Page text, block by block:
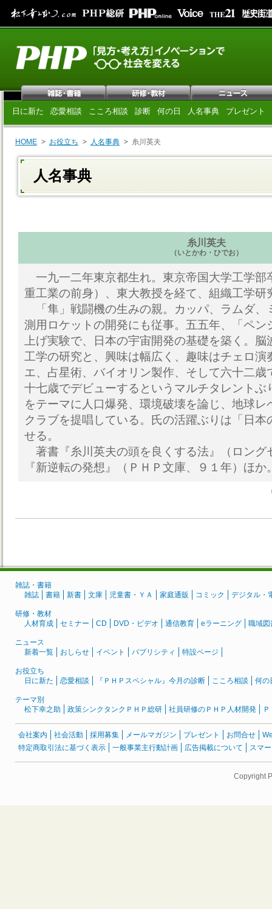
日に新た 恋愛相談 こころ相談 診断 何の日 人名事典 プレゼント
HOME お役立ち 人名事典 糸川英夫
人名事典
糸川英夫
（いとかわ・ひでお）
一九一二年東京都生れ。東京帝国大学工学部
重工業の前身）、東大教授を経て、組織工学研
「隼」戦闘機の生みの親。カッパ、ラムダ、
測用ロケットの開発にも従事。五五年、「ペン
上げ実験で、日本の宇宙開発の基礎を築く。
工学の研究と、興味は幅広く、趣味はチェロ演
エ、占星術、バイオリン製作、そして六十二歳
十七歳でデビューするというマルチタレントぶ
をテーマに人口爆発、環境破壊を論じ、地球レ
クラブを提唱している。氏の活躍ぶりは「日本
せる。
著書『糸川英夫の頭を良くする法』（ロング
『新逆転の発想』（ＰＨＰ文庫、９１年）ほか
雑誌・書籍
雑誌
書籍 新書 文庫 児童書・ＹＡ 家庭通販 コミック デジタル・
研修・教材
人材育成
セミナー CD DVD・ビデオ 通信教育 eラーニング 職域図
ニュース
新着一覧
おしらせ イベント パブリシティ 特設ページ
お役立ち
日に新た
恋愛相談 『ＰＨＰスペシャル』今月の診断 こころ相談 何の
テーマ別
松下幸之助
政策シンクタンクＰＨＰ総研 社員研修のＰＨＰ人材開発
会社案内 社会活動 採用募集 メールマガジン プレゼント お問合せ
特定商取引法に基づく表示
一般事業主行動計画 広告掲載について スマ
Copyright